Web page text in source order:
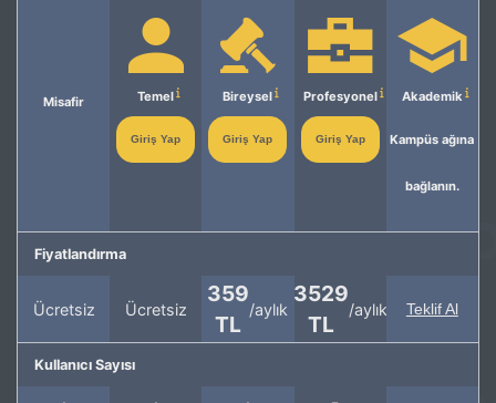
Misafir Temel
Giriş Yap
Bireysel
Giriş Yap
Profesyonel
Giriş Yap
Akademik
Kampüs ağına
bağlanın.
Fiyatlandırma
Ücretsiz Ücretsiz
359
TL
/aylık
3529
TL
/aylık Teklif Al
Kullanıcı Sayısı